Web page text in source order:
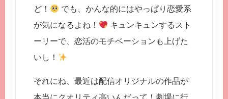
ど！
でも、かんな的にはやっぱり恋愛系
が気になるよね！
キュンキュンするスト
ーリーで、恋活のモチベーションも上げた
いし！
それにね、最近は配信オリジナルの作品が
本当にクオリティ高いんだって！劇場に行